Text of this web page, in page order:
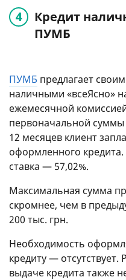
Кредит
ПУМБ
ПУМБ предлагает
наличными «всеЯсно»
ежемесячной
первоначальной суммы
12 месяцев клиент
оформленного
ставка — 57,02%.
Максимальная сумма
скромнее, чем в
200 тыс. грн.
Необходимость
кредиту —
выдаче кредита также